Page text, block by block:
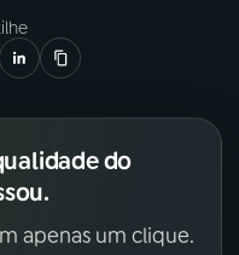
do
apenas um clique.